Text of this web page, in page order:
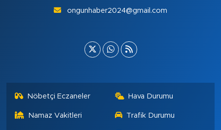
ongunhaber2024@gmail.com
Nöbetçi Eczaneler Hava Durumu
Namaz Vakitleri Trafik Durumu